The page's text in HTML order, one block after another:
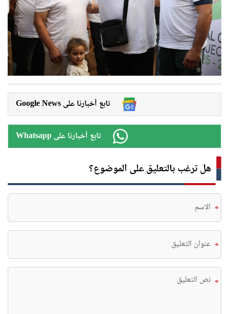
Google News تابع أخبارنا على
Whatsapp تابع أخبارنا على
هل ترغب بالتعليق على الموضوع؟
*
*
*